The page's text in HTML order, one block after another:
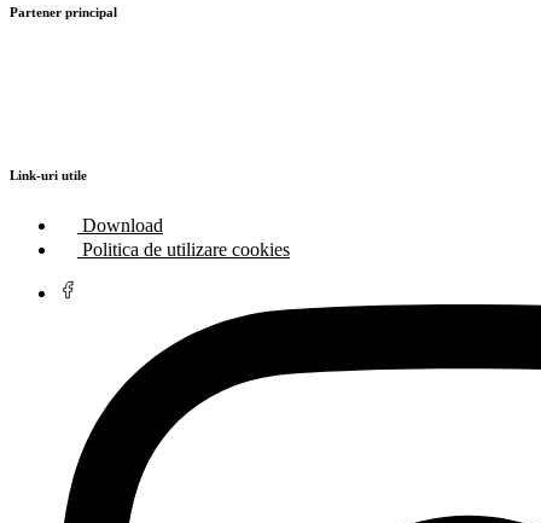
Partener principal
Link-uri utile
Download
Politica de utilizare cookies